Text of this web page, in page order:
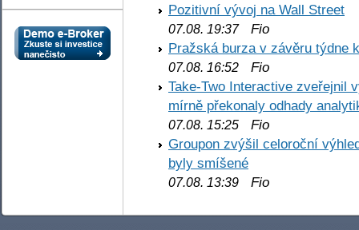
Pozitivní vývoj na Wall Street
07.08. 19:37Fio
Pražská burza v závěru týdne
07.08. 16:52 Fio
Take-Two Interactive zveřejnil
mírně překonaly odhady
07.08. 15:25 Fio
Groupon zvýšil celoroční
byly smíšené
07.08. 13:39 Fio